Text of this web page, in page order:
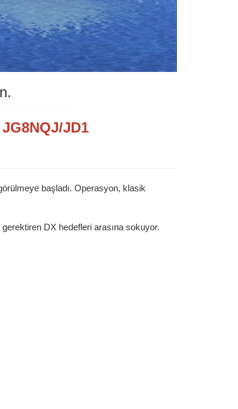
JD1
başladı. Operasyon, klasik
DX hedefleri arasına sokuyor.